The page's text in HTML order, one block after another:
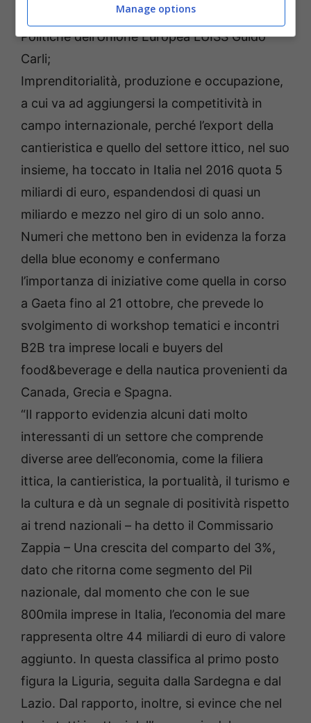
Si.Camera; Luciano Monti, docente di
Politiche dell’Unione Europea LUISS Guido
Carli;
Imprenditorialità, produzione e occupazione,
a cui va ad aggiungersi la competitività in
campo internazionale, perché l’export della
cantieristica e quello del settore ittico, nel suo
insieme, ha toccato in Italia nel 2016 quota 5
miliardi di euro, espandendosi di quasi un
miliardo e mezzo nel giro di un solo anno.
Numeri che mettono ben in evidenza la forza
della blue economy e confermano
l’importanza di iniziative come quella in corso
a Gaeta fino al 21 ottobre, che prevede lo
svolgimento di workshop tematici e incontri
B2B tra imprese locali e buyers del
food&beverage e della nautica provenienti da
Canada, Grecia e Spagna.
“Il rapporto evidenzia alcuni dati molto
interessanti di un settore che comprende
diverse aree dell’economia, come la filiera
ittica, la cantieristica, la portualità, il turismo e
la cultura e dà un segnale di positività rispetto
ai trend nazionali – ha detto il Commissario
Zappia – Una crescita del comparto del 3%,
dato che ritorna come segmento del Pil
nazionale, dal momento che con le sue
800mila imprese in Italia, l’economia del mare
rappresenta oltre 44 miliardi di euro di valore
aggiunto. In questa classifica al primo posto
figura la Liguria, seguita dalla Sardegna e dal
Lazio. Dal rapporto, inoltre, si evince che nel
Manage options